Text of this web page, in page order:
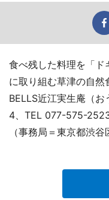
食べ残した料理を「ド
に取り組む草津の自然
BELLS近江実生庵（
4、TEL 077-575-
（事務局＝東京都渋